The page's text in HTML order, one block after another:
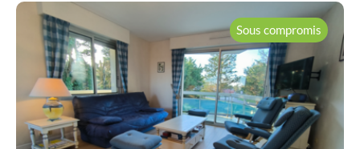
Sous compromis